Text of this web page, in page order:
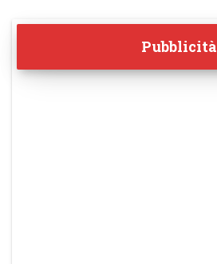
Pubblicità